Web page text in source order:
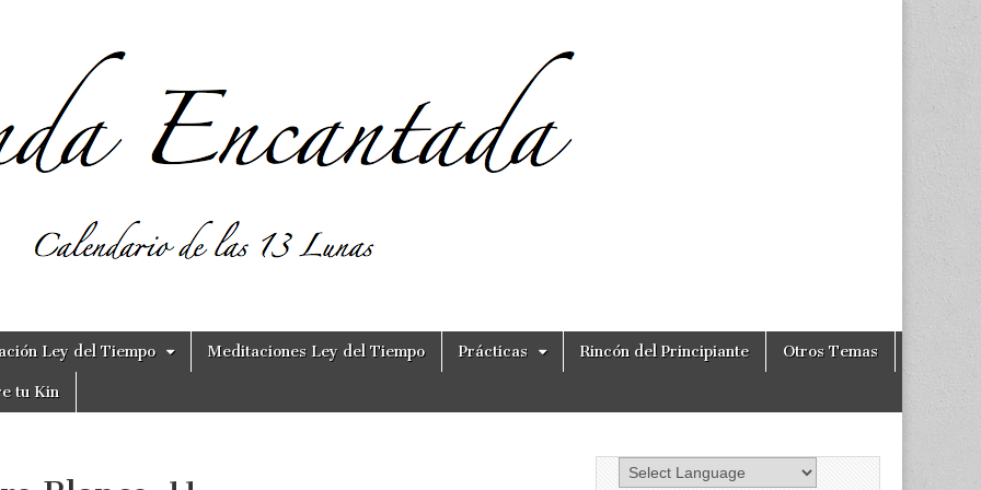
Ley del Tiempo Meditaciones Ley del Tiempo Prácticas Rincón del Principiante Otros Temas
tu Kin